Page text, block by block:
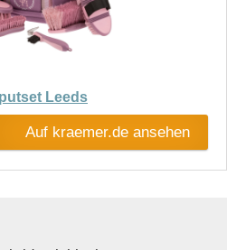
Leeds
Auf kraemer.de ansehen